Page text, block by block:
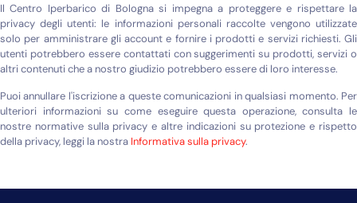
Il Centro Iperbarico di Bologna si impegna a proteggere e rispettare la
privacy degli utenti: le informazioni personali raccolte vengono utilizzate
solo per amministrare gli account e fornire i prodotti e servizi richiesti. Gli
utenti potrebbero essere contattati con suggerimenti su prodotti, servizi o
altri contenuti che a nostro giudizio potrebbero essere di loro interesse.
Puoi annullare l'iscrizione a queste comunicazioni in qualsiasi momento. Per
ulteriori informazioni su come eseguire questa operazione, consulta le
nostre normative sulla privacy e altre indicazioni su protezione e rispetto
della privacy, leggi la nostra Informativa sulla privacy.